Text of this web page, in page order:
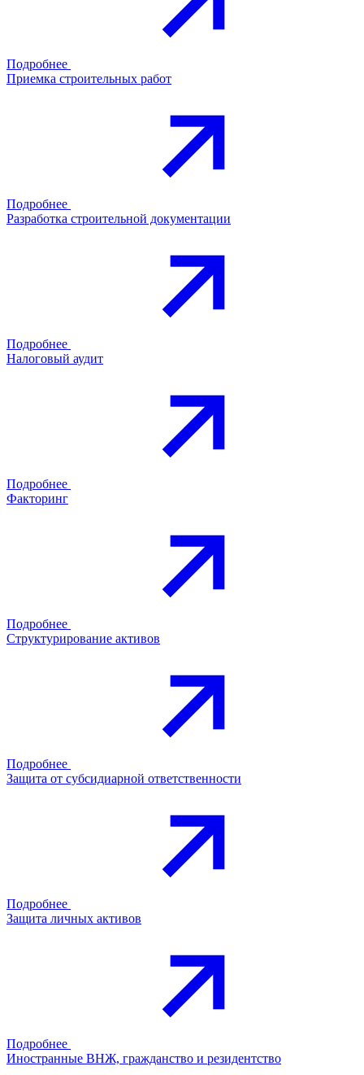
Подробнее
Приемка строительных работ
Подробнее
Разработка строительной документации
Подробнее
Налоговый аудит
Подробнее
Факторинг
Подробнее
Структурирование активов
Подробнее
Защита от субсидиарной ответственности
Подробнее
Защита личных активов
Подробнее
Иностранные ВНЖ, гражданство и резидентство